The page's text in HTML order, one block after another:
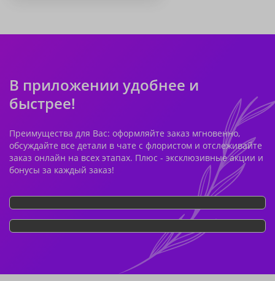
В приложении удобнее и
быстрее!
Преимущества для Вас: оформляйте заказ мгновенно,
обсуждайте все детали в чате с флористом и отслеживайте
заказ онлайн на всех этапах. Плюс - эксклюзивные акции и
бонусы за каждый заказ!